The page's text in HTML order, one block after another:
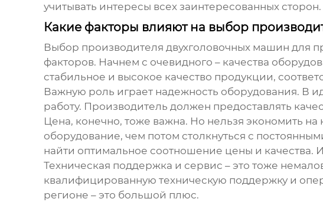
учитывать интересы всех заинтересованных сторон.
Какие факторы влияют на выбор
Выбор производителя двухголовочных машин для
факторов. Начнем с очевидного – качества
стабильное и высокое качество продукции,
Важную роль играет надежность оборудования. В
работу. Производитель должен предоставлять
Цена, конечно, тоже важна. Но нельзя экономить
оборудование, чем потом столкнуться с
найти оптимальное соотношение цены и качества.
Техническая поддержка и сервис – это тоже
квалифицированную техническую поддержку и
регионе – это большой плюс.